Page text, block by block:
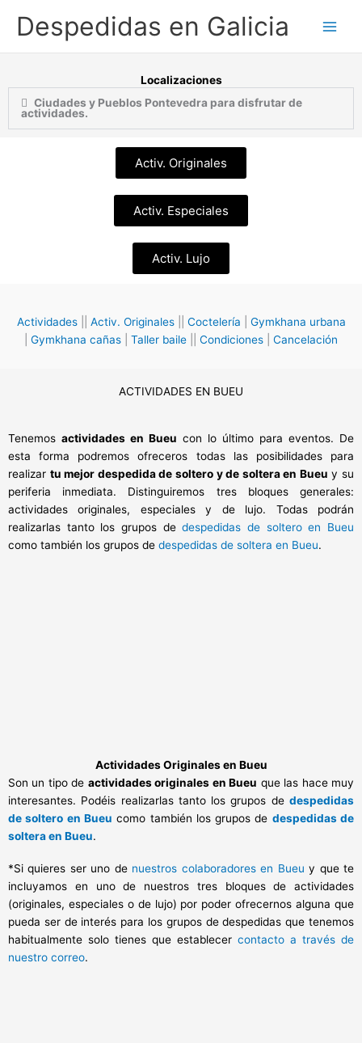
Despedidas en Galicia
Localizaciones
Ciudades y Pueblos Pontevedra para disfrutar de
actividades.
Activ. Originales
Activ. Especiales
Activ. Lujo
Actividades|| Activ. Originales|| Coctelería
Gymkhana urbana
Gymkhana cañas Taller baile Condiciones Cancelación
ACTIVIDADES EN BUEU
Tenemos actividades en Bueu con lo último para eventos. De
esta forma podremos ofreceros todas las posibilidades para
realizar tu mejor despedida de soltero y de soltera en Bueu y su
periferia inmediata. Distinguiremos tres bloques generales:
actividades originales, especiales y de lujo. Todas podrán
realizarlas tanto los grupos dedespedidas de soltero en Bueu
como también los grupos de despedidas de soltera en Bueu.
Actividades Originales en Bueu
Son un tipo de actividades originales en Bueu que las hace muy
interesantes. Podéis realizarlas tanto los grupos de despedidas
de soltero en Bueu como también los grupos de despedidas de
soltera en Bueu.
*Si quieres ser uno de nuestros colaboradores en Bueu y que te
incluyamos en uno de nuestros tres bloques de actividades
(originales, especiales o de lujo) por poder ofrecernos alguna que
pueda ser de interés para los grupos de despedidas que tenemos
habitualmente solo tienes que establecer contacto a través de
nuestro correo.